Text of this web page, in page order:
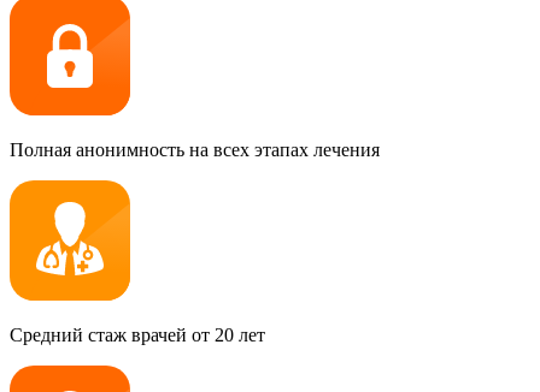
Полная анонимность на всех этапах лечения
Средний стаж врачей от 20 лет